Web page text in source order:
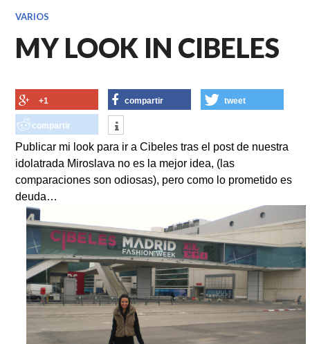
VARIOS
MY LOOK IN CIBELES
+1 compartir tweet
compartir
Publicar mi look para ir a Cibeles tras el post de nuestra
idolatrada Miroslava no es la mejor idea, (las
comparaciones son odiosas), pero como lo prometido es
deuda…